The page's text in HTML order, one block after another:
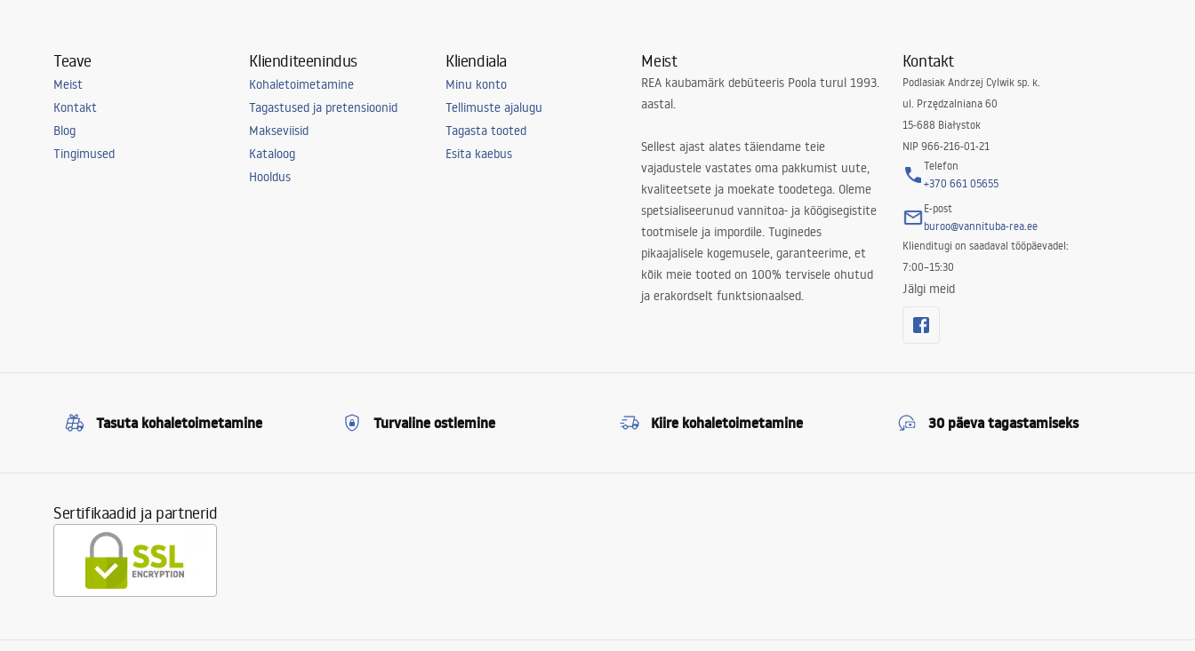
Teave
Meist
Kontakt
Blog
Tingimused
Klienditeenindus
Kohaletoimetamine
Tagastused ja pretensioonid
Makseviisid
Kataloog
Hooldus
Kliendiala
Minu konto
Tellimuste ajalugu
Tagasta tooted
Esita kaebus
Meist
REA kaubamärk debüteeris Poola turul 1993.
aastal.
Sellest ajast alates täiendame teie
vajadustele vastates oma pakkumist uute,
kvaliteetsete ja moekate toodetega. Oleme
spetsialiseerunud vannitoa- ja köögisegistite
tootmisele ja impordile. Tuginedes
pikaajalisele kogemusele, garanteerime, et
kõik meie tooted on 100% tervisele ohutud
ja erakordselt funktsionaalsed.
Kontakt
Podlasiak Andrzej Cylwik sp. k.
ul. Przędzalniana 60
15-688 Białystok
NIP 966-216-01-21
Telefon
+370 661 05655
E-post
buroo@vannituba-rea.ee
Klienditugi on saadaval tööpäevadel:
7:00–15:30
Jälgi meid
Tasuta kohaletoimetamine Turvaline ostlemine Kiire kohaletoimetamine 30 päeva tagastamiseks
Sertifikaadid ja partnerid